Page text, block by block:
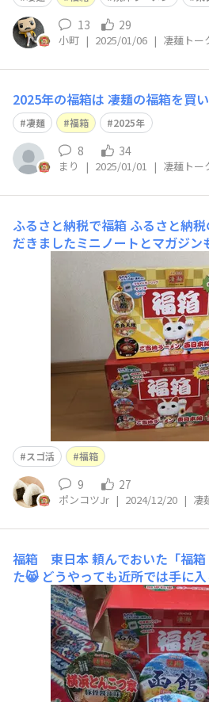
のですが、カートに5箱程、詰め
でいたところ、隣にのレジで並ん
しいんですか⁇」と声をかけられま
13 29
小町 | 2025/01/06 | 凄麺トー
2025年の福箱は 凄麺の福箱を買
凄麺 福箱 2025年
8 34
まり | 2025/01/01 | 凄麺トー
ふるさと納税で福箱 ふるさと納
だきましたミニノートとマガジ
はかどります追い具材で色々楽し
りハガキは見当たりませんでした
スゴ活 福箱
9 27
ポンコツJr | 2024/12/20 | 凄
福箱 東日本頼んでおいた「福
た😸 どうやっても近所では手に
す。トッピングとして、本枯節パ
ぼろが入ってました😸 私のイチ
とても楽しみです😸